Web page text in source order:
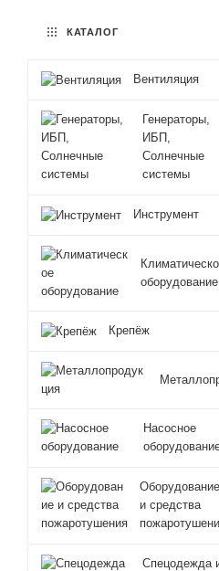
КАТАЛОГ
Вентиляция
Генераторы,
ИБП,
Солнечные
системы
Инструмент
оборудование
Крепёж
Насосное
Оборудование
и средства
Спецодежда